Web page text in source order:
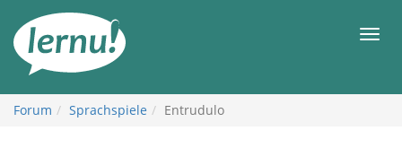
Inhalt
Forum Sprachspiele Entrudulo